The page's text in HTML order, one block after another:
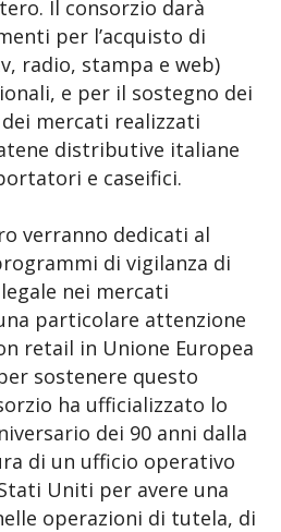
Il consorzio darà
per l’acquisto di
radio, stampa e web)
e per il sostegno dei
mercati realizzati
distributive italiane
e caseifici.
verranno dedicati al
di vigilanza di
nei mercati
particolare attenzione
retail in Unione Europea
sostenere questo
ha ufficializzato lo
dei 90 anni dalla
di un ufficio operativo
Uniti per avere una
operazioni di tutela, di